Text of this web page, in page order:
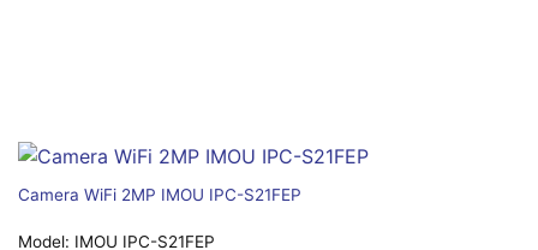
Camera WiFi 2MP IMOU IPC-S21FEP
Model: IMOU IPC-S21FEP